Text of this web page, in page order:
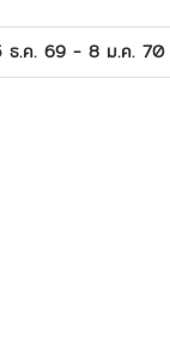
ธ.ค. 69 - 8 ม.ค. 70